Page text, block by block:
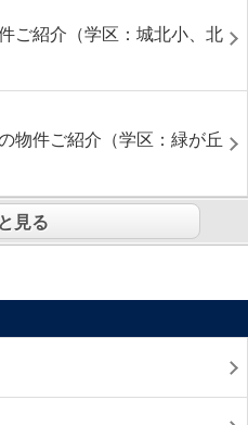
ご紹介（学区：城北小、北
物件ご紹介（学区：緑が丘
見る